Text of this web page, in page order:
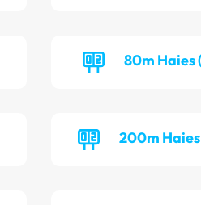
80m Haies
200m Haies